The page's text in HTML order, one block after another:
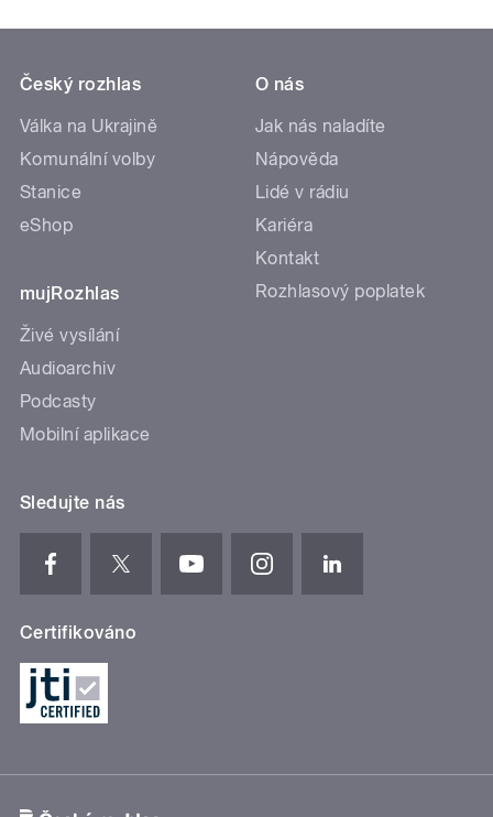
Český rozhlas
Válka na Ukrajině
Komunální volby
Stanice
eShop
mujRozhlas
Živé vysílání
Audioarchiv
Podcasty
Mobilní aplikace
O nás
Jak nás naladíte
Nápověda
Lidé v rádiu
Kariéra
Kontakt
Rozhlasový poplatek
Sledujte nás
Certifikováno